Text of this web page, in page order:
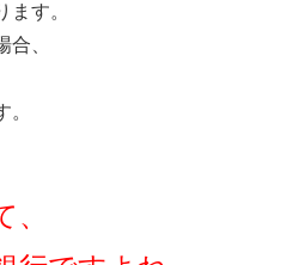
す。
、